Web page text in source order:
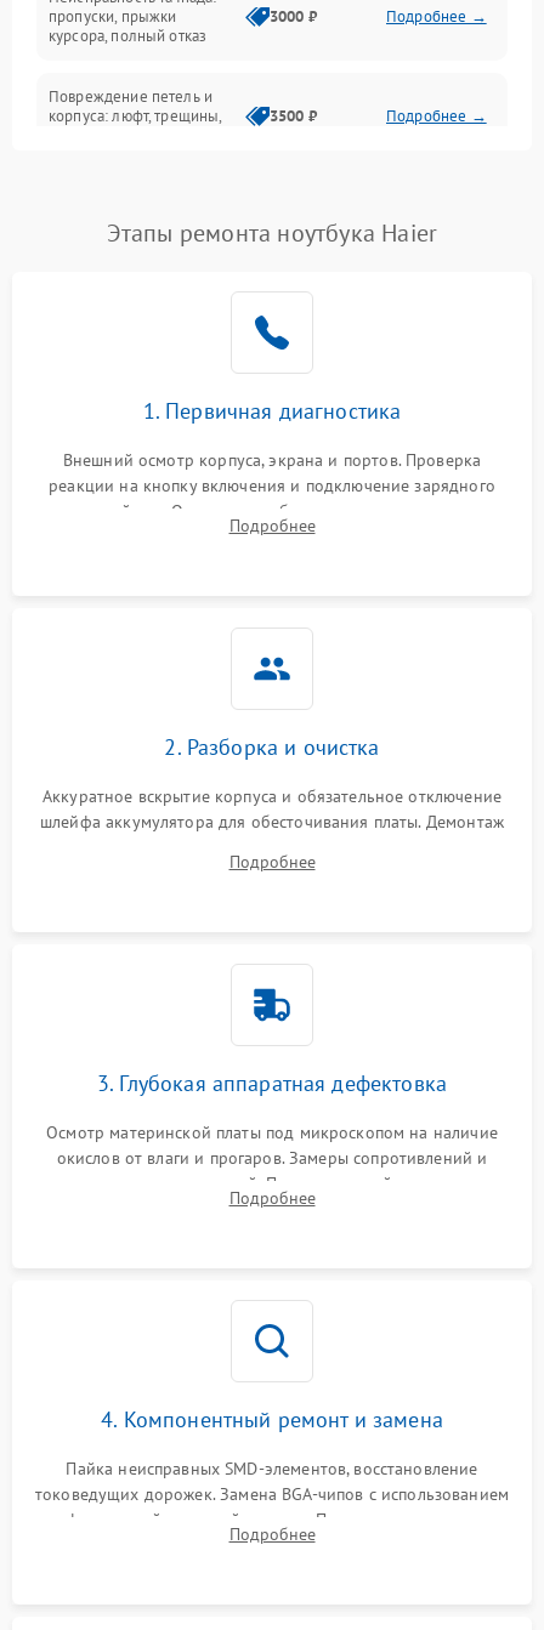
Сеть и интернет
пропуски, прыжки
курсора, полный отказ
3000 ₽ Подробнее →
Повреждение петель и
корпуса: люфт, трещины,
3500 ₽ Подробнее →
невозможность зарядки,
2500 ₽ Подробнее →
2000 ₽
Перегрев из‑за пыли,
неисправности кулера
Выход из строя SSD или
HDD: медленная загрузка,
2000 ₽
Проблемы Wi‑Fi или
2500 ₽
Этапы ремонта ноутбука Haier
1. Первичная диагностика
Внешний осмотр корпуса, экрана и портов. Проверка
реакции на кнопку включения и подключение зарядного
устройства. Оценка потребления тока с помощью
лабораторного блока питания для локализации проблемы.
Подробнее
2. Разборка и очистка
Аккуратное вскрытие корпуса и обязательное отключение
шлейфа аккумулятора для обесточивания платы. Демонтаж
высохшей термопасты с кристаллов чипов.
Подробнее
3. Глубокая аппаратная дефектовка
Осмотр материнской платы под микроскопом на наличие
окислов от влаги и прогаров. Замеры сопротивлений и
дежурных напряжений. Проверка цепей питания,
мультиконтроллера, процессора и видеочипа.
Подробнее
4. Компонентный ремонт и замена
Пайка неисправных SMD-элементов, восстановление
токоведущих дорожек. Замена BGA-чипов с использованием
инфракрасной паяльной станции. Прошивка микросхемы
BIOS или замена поврежденных портов USB
Подробнее